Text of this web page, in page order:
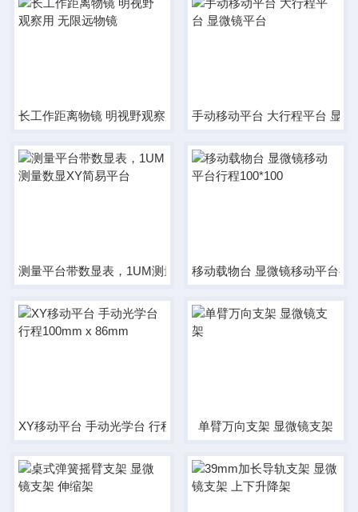
长工作距离物镜 明视野观察用 无限远物镜 手动移动平台
测量平台带数显表，1UM测量数显XY简易平台移动载物台 显微镜移动平台行
XY移动平台 手动光学台 行程100mm x 86mm单臂万向支架 显微镜支架